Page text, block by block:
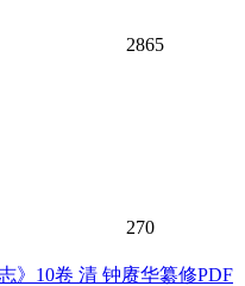
2865
270
》10卷 清 钟赓华纂修PDF